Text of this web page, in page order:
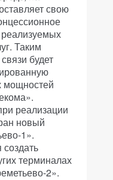
свою
Таким
будет
мощностей
реализации
новый
1».
терминалах
2».